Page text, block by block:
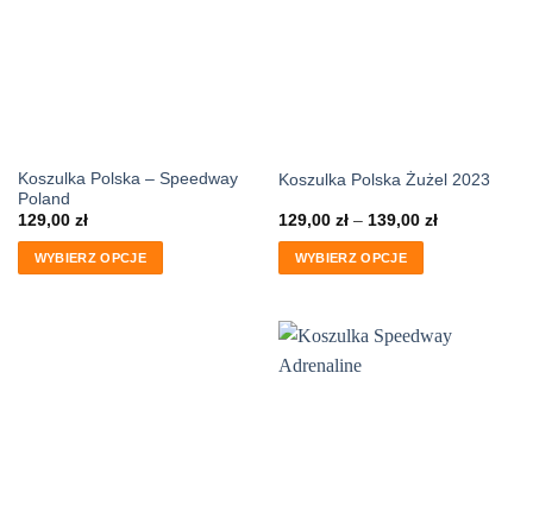
Koszulka Polska – Speedway
Poland
129,00 zł
WYBIERZ OPCJE
Koszulka Polska Żużel 2023
129,00 zł– 139,00 zł
WYBIERZ OPCJE